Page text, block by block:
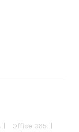
Office 365